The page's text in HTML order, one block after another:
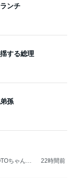
ンチ
する総理
孫
ちゃんと
22時間前